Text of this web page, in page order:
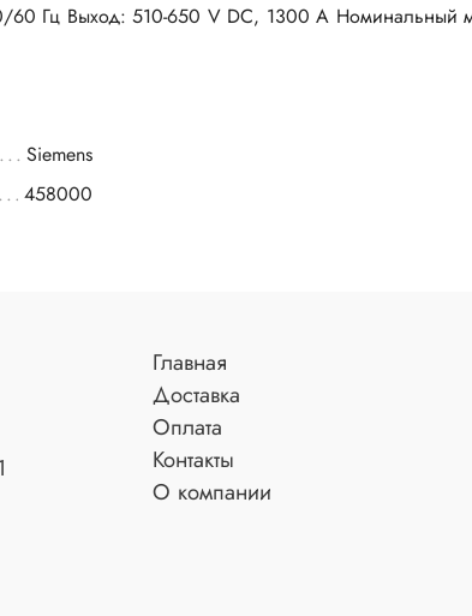
60 Гц Выход: 510-650 V DC, 1300 A Номинальный
Siemens
458000
Главная
Доставка
Оплата
Контакты
О компании